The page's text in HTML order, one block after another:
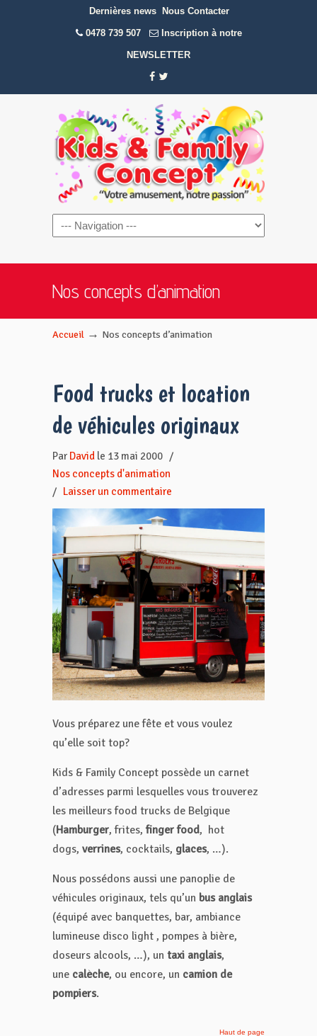
Dernières news Nous Contacter
0478 739 507 Inscription à notre
NEWSLETTER
Navigation
Nos concepts d’animation
Accueil → Nos concepts d’animation
Food trucks et location
de véhicules originaux
Par David le 13 mai 2000 /
Nos concepts d'animation
/ Laisser un commentaire
Vous préparez une fête et vous voulez
qu’elle soit top?
Kids & Family Concept possède un carnet
d’adresses parmi lesquelles vous trouverez
les meilleurs food trucks de Belgique
(Hamburger, frites,finger food, hot
dogs, verrines, cocktails, glaces, …).
Nous possédons aussi une panoplie de
véhicules originaux, tels qu’un bus anglais
(équipé avec banquettes, bar, ambiance
lumineuse disco light , pompes à bière,
doseurs alcools, …), un taxi anglais,
une calèche, ou encore, un camion de
pompiers.
Haut de page